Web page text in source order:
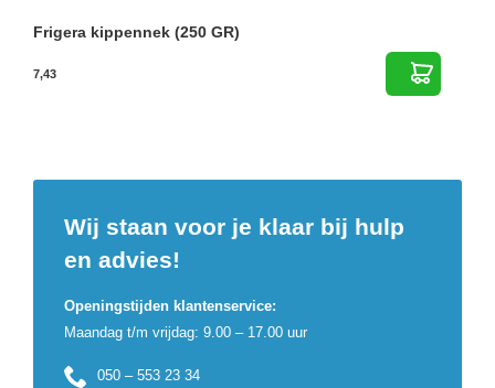
Frigera kippennek (250 GR)
7,43
Wij staan voor je klaar bij hulp
en advies!
Openingstijden klantenservice:
Maandag t/m vrijdag: 9.00 – 17.00 uur
050 – 553 23 34